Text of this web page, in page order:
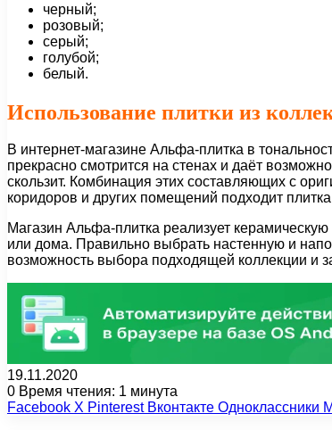
черный;
розовый;
серый;
голубой;
белый.
Использование плитки из
В интернет-магазине Альфа-плитка в
прекрасно смотрится на стенах и даёт
скользит. Комбинация этих составляющих с
коридоров и других помещений подходит
Магазин Альфа-плитка реализует
или дома. Правильно выбрать настенную и
возможность выбора подходящей коллекции и
19.11.2020
0 Время чтения: 1 минута
Facebook X Pinterest Вконтакте Одноклассники